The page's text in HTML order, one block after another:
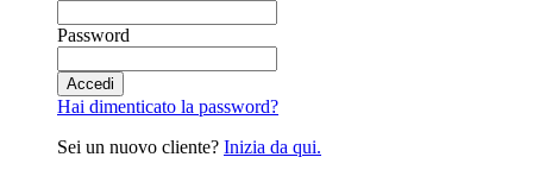
Password
Accedi
Hai dimenticato la password?
Sei un nuovo cliente? Inizia da qui.